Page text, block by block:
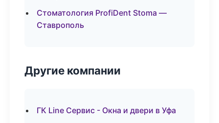
Стоматология ProfiDent Stoma —
Ставрополь
Другие компании
ГК Line Сервис - Окна и двери в Уфа